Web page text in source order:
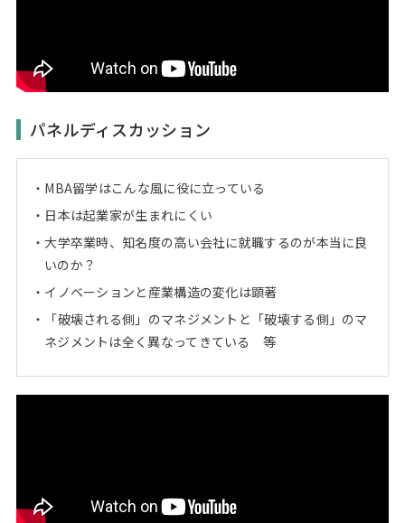
パネルディスカッション
MBA留学はこんな風に役に立っている
日本は起業家が生まれにくい
大学卒業時、知名度の高い会社に就職するのが本当に良
いのか？
イノベーションと産業構造の変化は顕著
「破壊される側」のマネジメントと「破壊する側」のマ
ネジメントは全く異なってきている 等